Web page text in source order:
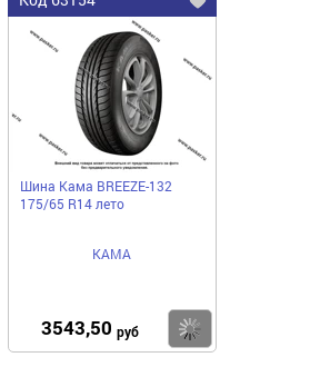
Купить
Шина Кама BREEZE-132
175/65 R14 лето
КАМА
3543,50 руб